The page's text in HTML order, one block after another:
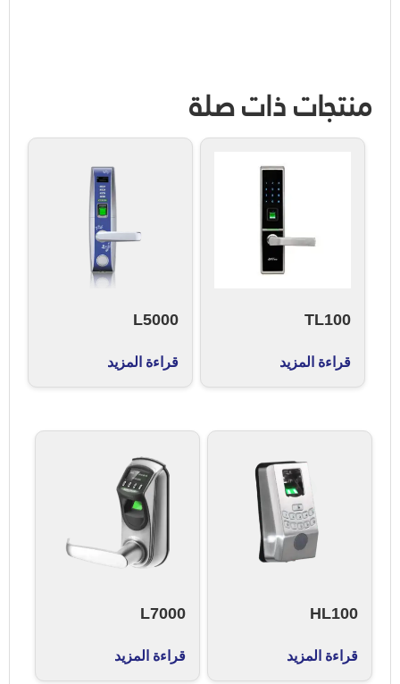
منتجات ذات صلة
TL100
قراءة المزيد
L5000
قراءة المزيد
HL100
قراءة المزيد
L7000
قراءة المزيد